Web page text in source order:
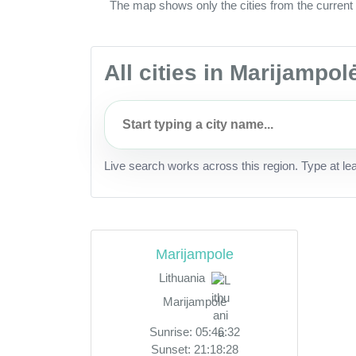
The map shows only the cities from the
All cities in
Live search works across this region. Type at
Marijampole
Lithuania
Marijampolė
Sunrise: 05:46:32
Sunset: 21:18:28